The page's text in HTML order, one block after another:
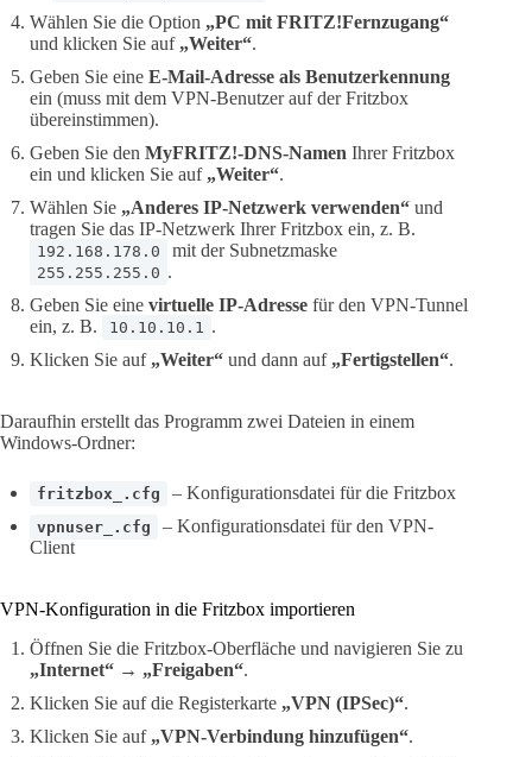
Wählen Sie die Option „PC mit FRITZ!Fernzugang“
und klicken Sie auf „Weiter“.
Geben Sie eine E-Mail-Adresse als Benutzerkennung
ein (muss mit dem VPN-Benutzer auf der Fritzbox
übereinstimmen).
Geben Sie den MyFRITZ!-DNS-Namen Ihrer Fritzbox
ein und klicken Sie auf „Weiter“.
Wählen Sie „Anderes IP-Netzwerk verwenden“ und
tragen Sie das IP-Netzwerk Ihrer Fritzbox ein, z. B.
192.168.178.0 mit der Subnetzmaske
255.255.255.0 .
Geben Sie eine virtuelle IP-Adresse für den VPN-Tunnel
ein, z. B.
10.10.10.1
.
Klicken Sie auf „Weiter“ und dann auf „Fertigstellen“.
Daraufhin erstellt das Programm zwei Dateien in einem
Windows-Ordner:
fritzbox_.cfg – Konfigurationsdatei für die Fritzbox
vpnuser_.cfg
– Konfigurationsdatei für den VPN-
Client
VPN-Konfiguration in die Fritzbox importieren
Öffnen Sie die Fritzbox-Oberfläche und navigieren Sie zu
„Internet“ → „Freigaben“.
Klicken Sie auf die Registerkarte „VPN (IPSec)“.
Klicken Sie auf „VPN-Verbindung hinzufügen“.